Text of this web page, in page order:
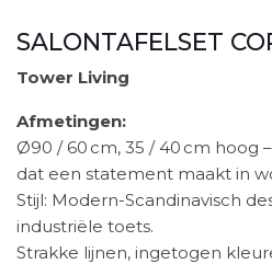
SALONTAFELSET
Tower Living
Afmetingen:
Ø90 / 60 cm, 35 / 40 cm hoog
dat een statement maakt in
Stijl: Modern-Scandinavisch
industriële toets.
Strakke lijnen, ingetogen